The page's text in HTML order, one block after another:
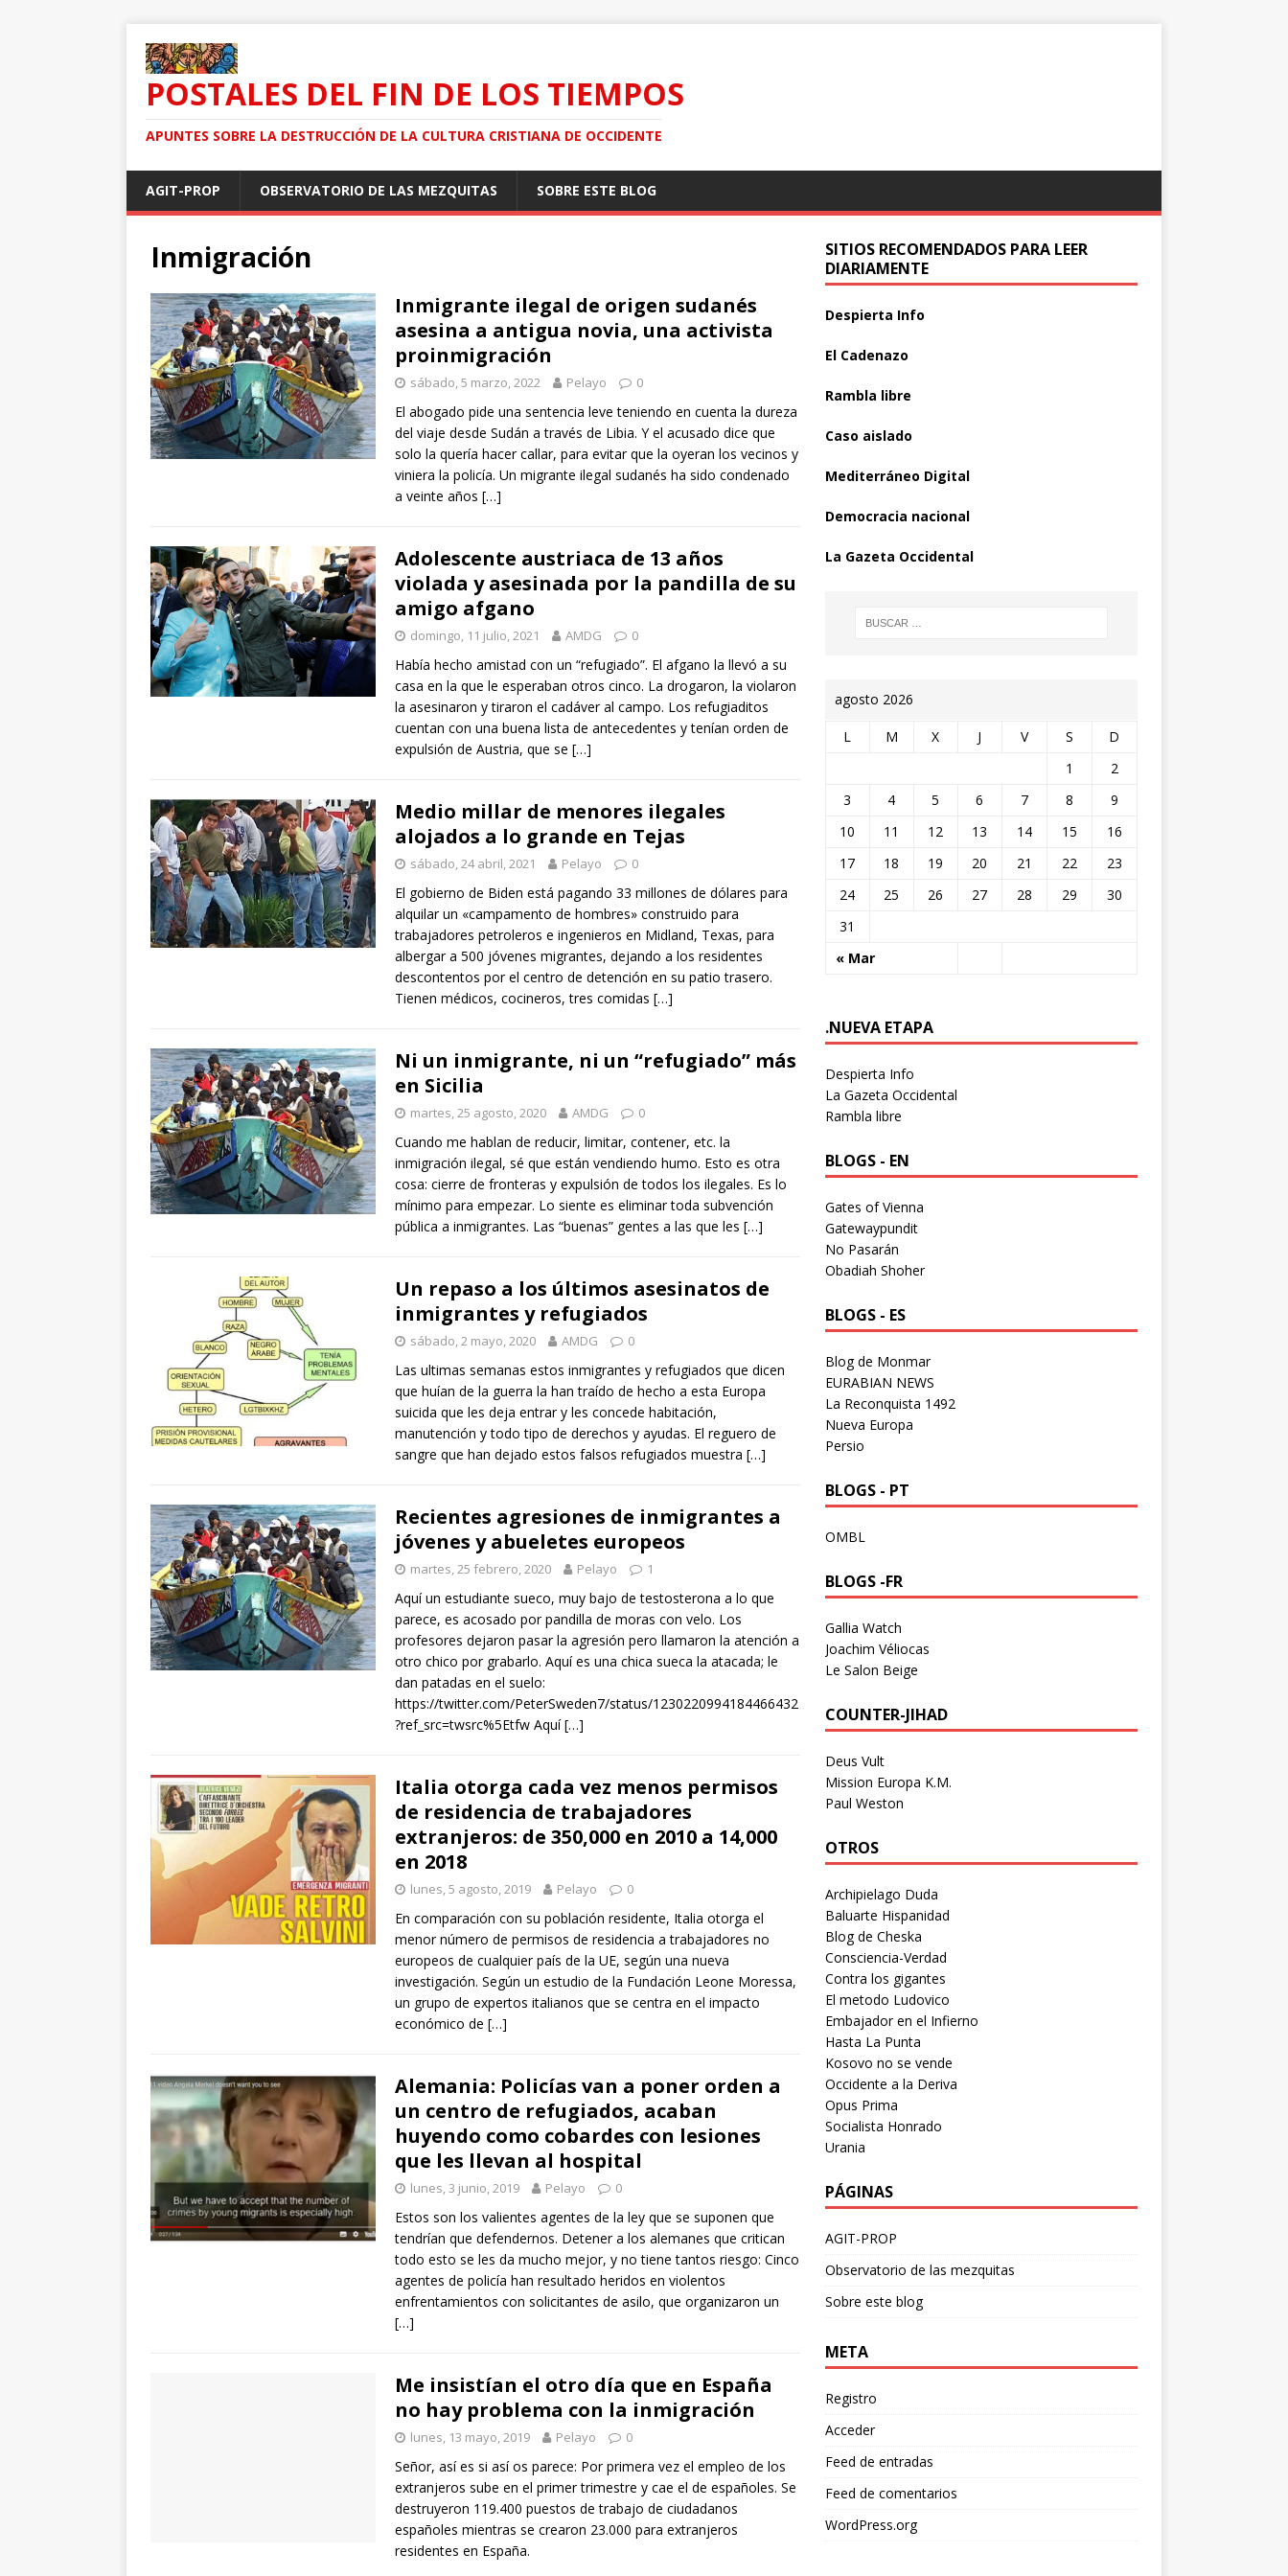
POSTALES DEL FIN DE LOS TIEMPOS
APUNTES SOBRE LA DESTRUCCIÓN DE LA CULTURA CRISTIANA DE OCCIDENTE
AGIT-PROP OBSERVATORIO DE LAS MEZQUITAS SOBRE ESTE BLOG
Inmigración
Inmigrante ilegal de origen sudanés
asesina a antigua novia, una activista
proinmigración
sábado, 5 marzo, 2022 Pelayo 0
El abogado pide una sentencia leve teniendo en cuenta la dureza
del viaje desde Sudán a través de Libia. Y el acusado dice que
solo la quería hacer callar, para evitar que la oyeran los vecinos y
viniera la policía. Un migrante ilegal sudanés ha sido condenado
a veinte años […]
Adolescente austriaca de 13 años
violada y asesinada por la pandilla de su
amigo afgano
domingo, 11 julio, 2021 AMDG 0
Había hecho amistad con un “refugiado”. El afgano la llevó a su
casa en la que le esperaban otros cinco. La drogaron, la violaron
la asesinaron y tiraron el cadáver al campo. Los refugiaditos
cuentan con una buena lista de antecedentes y tenían orden de
expulsión de Austria, que se […]
Medio millar de menores ilegales
alojados a lo grande en Tejas
sábado, 24 abril, 2021 Pelayo 0
El gobierno de Biden está pagando 33 millones de dólares para
alquilar un «campamento de hombres» construido para
trabajadores petroleros e ingenieros en Midland, Texas, para
albergar a 500 jóvenes migrantes, dejando a los residentes
descontentos por el centro de detención en su patio trasero.
Tienen médicos, cocineros, tres comidas […]
Ni un inmigrante, ni un “refugiado” más
en Sicilia
martes, 25 agosto, 2020 AMDG 0
Cuando me hablan de reducir, limitar, contener, etc. la
inmigración ilegal, sé que están vendiendo humo. Esto es otra
cosa: cierre de fronteras y expulsión de todos los ilegales. Es lo
mínimo para empezar. Lo siente es eliminar toda subvención
pública a inmigrantes. Las “buenas” gentes a las que les […]
Un repaso a los últimos asesinatos de
inmigrantes y refugiados
sábado, 2 mayo, 2020 AMDG 0
Las ultimas semanas estos inmigrantes y refugiados que dicen
que huían de la guerra la han traído de hecho a esta Europa
suicida que les deja entrar y les concede habitación,
manutención y todo tipo de derechos y ayudas. El reguero de
sangre que han dejado estos falsos refugiados muestra […]
Recientes agresiones de inmigrantes a
jóvenes y abueletes europeos
martes, 25 febrero, 2020 Pelayo 1
Aquí un estudiante sueco, muy bajo de testosterona a lo que
parece, es acosado por pandilla de moras con velo. Los
profesores dejaron pasar la agresión pero llamaron la atención a
otro chico por grabarlo. Aquí es una chica sueca la atacada; le
dan patadas en el suelo:
https://twitter.com/PeterSweden7/status/1230220994184466432
?ref_src=twsrc%5Etfw Aquí[…]
Italia otorga cada vez menos permisos
de residencia de trabajadores
extranjeros: de 350,000 en 2010 a 14,000
en 2018
lunes, 5 agosto, 2019 Pelayo 0
En comparación con su población residente, Italia otorga el
menor número de permisos de residencia a trabajadores no
europeos de cualquier país de la UE, según una nueva
investigación. Según un estudio de la Fundación Leone Moressa,
un grupo de expertos italianos que se centra en el impacto
económico de […]
Alemania: Policías van a poner orden a
un centro de refugiados, acaban
huyendo como cobardes con lesiones
que les llevan al hospital
lunes, 3 junio, 2019 Pelayo 0
Estos son los valientes agentes de la ley que se suponen que
tendrían que defendernos. Detener a los alemanes que critican
todo esto se les da mucho mejor, y no tiene tantos riesgo: Cinco
agentes de policía han resultado heridos en violentos
enfrentamientos con solicitantes de asilo, que organizaron un
[…]
Me insistían el otro día que en España
no hay problema con la inmigración
lunes, 13 mayo, 2019 Pelayo 0
Señor, así es si así os parece: Por primera vez el empleo de los
extranjeros sube en el primer trimestre y cae el de españoles. Se
destruyeron 119.400 puestos de trabajo de ciudadanos
españoles mientras se crearon 23.000 para extranjeros
residentes en España.
SITIOS RECOMENDADOS PARA LEER
DIARIAMENTE
Despierta Info
El Cadenazo
Rambla libre
Caso aislado
Mediterráneo Digital
Democracia nacional
La Gazeta Occidental
agosto 2026
L M X J V S D
« Mar
1
2
3
4 5 6 7 8
9
10
11 12 13 14 15
16
17
18 19 20 21 22
23
24
25 26 27 28 29
30
31
.NUEVA ETAPA
Despierta Info
La Gazeta Occidental
Rambla libre
BLOGS - EN
Gates of Vienna
Gatewaypundit
No Pasarán
Obadiah Shoher
BLOGS - ES
Blog de Monmar
EURABIAN NEWS
La Reconquista 1492
Nueva Europa
Persio
BLOGS - PT
OMBL
BLOGS -FR
Gallia Watch
Joachim Véliocas
Le Salon Beige
COUNTER-JIHAD
Deus Vult
Mission Europa K.M.
Paul Weston
OTROS
Archipielago Duda
Baluarte Hispanidad
Blog de Cheska
Consciencia-Verdad
Contra los gigantes
El metodo Ludovico
Embajador en el Infierno
Hasta La Punta
Kosovo no se vende
Occidente a la Deriva
Opus Prima
Socialista Honrado
Urania
PÁGINAS
AGIT-PROP
Observatorio de las mezquitas
Sobre este blog
META
Registro
Acceder
Feed de entradas
Feed de comentarios
WordPress.org